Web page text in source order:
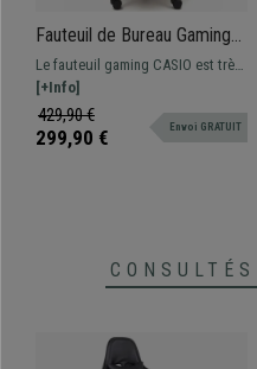
Fauteuil de Bureau Gaming
CASIO, Mécanisme
Basculant, en Cuir Noir et
Rouge
Le fauteuil gaming CASIO est très
confortable grâce à ses coussins
lombaire et cervical et son
rembourrage épais. Idéal pour une
[+Info]
429,90 €
299,90 € Envoi GRATUIT
CONSULTÉS